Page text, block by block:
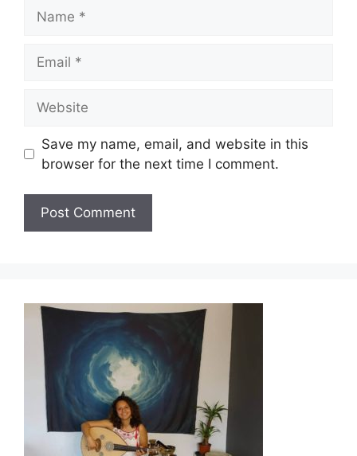
Save my name, email, and website in this
browser for the next time I comment.